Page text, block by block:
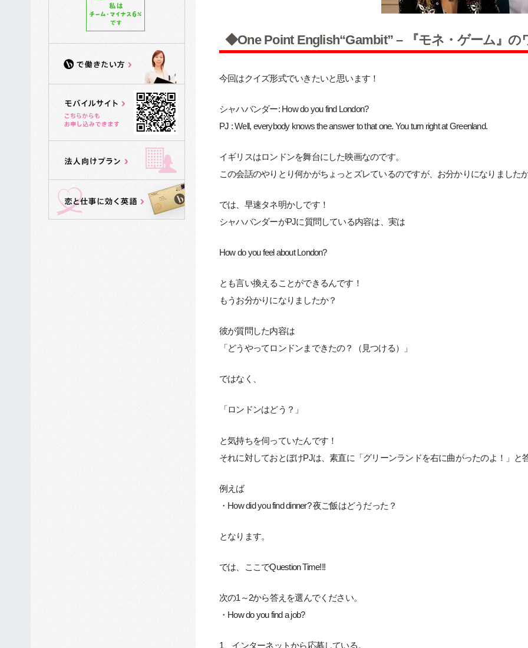
◆One Point English“Gambit” – 『モネ・ゲーム』
今回はクイズ形式でいきたいと思います！
シャハバンダー: How do you find London?
PJ : Well, everybody knows the answer to that one. You turn right at Greenland.
イギリスはロンドンを舞台にした映画なのです。
この会話のやりとり何かがちょっとズレているのですが、お分かりになりました
では、早速タネ明かしです！
シャハバンダーがPJに質問している内容は、実は
How do you feel about London?
とも言い換えることができるんです！
もうお分かりになりましたか？
彼が質問した内容は
「どうやってロンドンまできたの？（見つける）」
ではなく、
「ロンドンはどう？」
と気持ちを伺っていたんです！
それに対しておとぼけPJは、素直に「グリーンランドを右に曲がったのよ！」
例えば
・How did you find dinner? 夜ご飯はどうだった？
となります。
では、ここでQuestion Time!!!
次の1～2から答えを選んでください。
・How do you find a job?
1、インターネットから応募している。